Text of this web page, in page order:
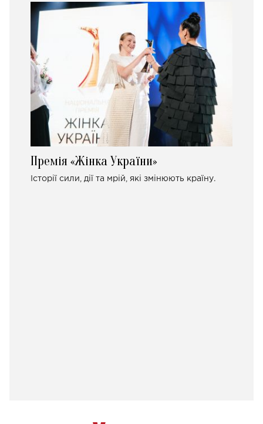
Премія «Жінка України»
Історії сили, дії та мрій, які змінюють країну.